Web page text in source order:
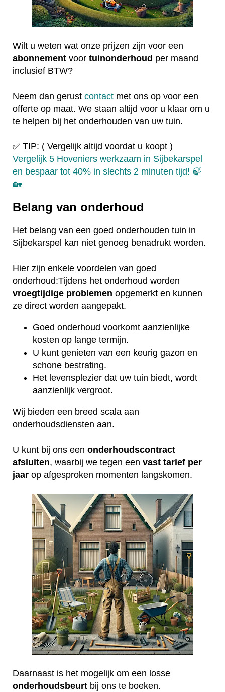
Wilt u weten wat onze prijzen zijn voor een
abonnement voor tuinonderhoud per maand
inclusief BTW?
Neem dan gerust contact met ons op voor een
offerte op maat. We staan altijd voor u klaar om u
te helpen bij het onderhouden van uw tuin.
✅ TIP: ( Vergelijk altijd voordat u koopt )
Vergelijk 5 Hoveniers werkzaam in Sijbekarspel
en bespaar tot 40% in slechts 2 minuten tijd! 🍃
🏡
Belang van onderhoud
Het belang van een goed onderhouden tuin in
Sijbekarspel kan niet genoeg benadrukt worden.
Hier zijn enkele voordelen van goed
onderhoud:Tijdens het onderhoud worden
vroegtijdige problemen opgemerkt en kunnen
ze direct worden aangepakt.
Goed onderhoud voorkomt aanzienlijke
kosten op lange termijn.
U kunt genieten van een keurig gazon en
schone bestrating.
Het levensplezier dat uw tuin biedt, wordt
aanzienlijk vergroot.
Wij bieden een breed scala aan
onderhoudsdiensten aan.
U kunt bij ons een onderhoudscontract
afsluiten, waarbij we tegen een vast tarief per
jaar op afgesproken momenten langskomen.
Daarnaast is het mogelijk om een losse
onderhoudsbeurt bij ons te boeken.